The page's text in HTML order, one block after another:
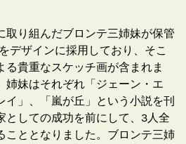
取り組んだブロンテ三姉妹が保管
デザインに採用しており、そこ
る貴重なスケッチ画が含まれま
姉妹はそれぞれ「ジェーン・エ
イ」、「嵐が丘」という小説を刊
としての成功を前にして、3人全
こととなりました。ブロンテ三姉